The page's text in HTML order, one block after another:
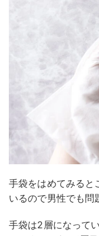
手袋をはめてみると
いるので男性でも問
手袋は2層になって